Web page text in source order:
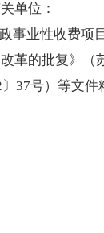
单位：
事业性收费项
革的批复》（
〕 37号）等文件